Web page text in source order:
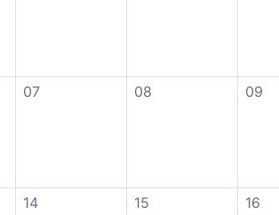
07 08 09
14 15 16